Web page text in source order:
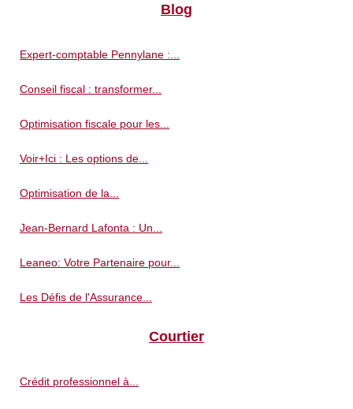
Blog
Expert-comptable Pennylane :...
Conseil fiscal : transformer...
Optimisation fiscale pour les...
Voir+Ici : Les options de...
Optimisation de la...
Jean-Bernard Lafonta : Un...
Leaneo: Votre Partenaire pour...
Les Défis de l'Assurance...
Courtier
Crédit professionnel à...